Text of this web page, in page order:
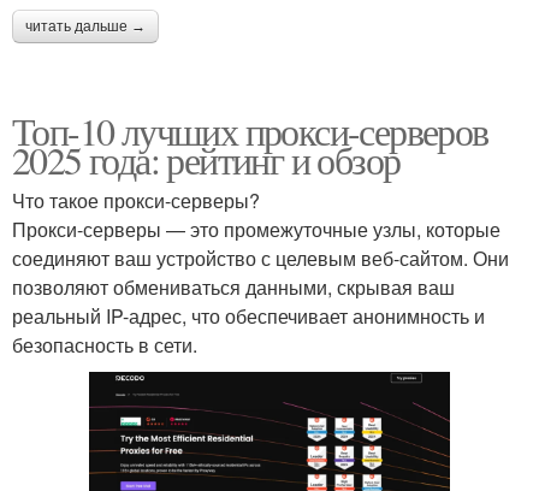
читать дальше →
Топ-10 лучших прокси-серверов
2025 года: рейтинг и обзор
Что такое прокси-серверы?
Прокси-серверы — это промежуточные узлы, которые
соединяют ваш устройство с целевым веб-сайтом. Они
позволяют обмениваться данными, скрывая ваш
реальный IP-адрес, что обеспечивает анонимность и
безопасность в сети.